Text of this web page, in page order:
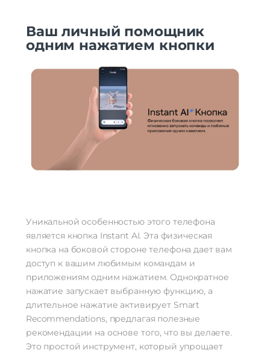
Ваш личный помощник
одним нажатием кнопки
Уникальной особенностью этого телефона
является кнопка Instant AI. Эта физическая
кнопка на боковой стороне телефона дает вам
доступ к вашим любимым командам и
приложениям одним нажатием. Однократное
нажатие запускает выбранную функцию, а
длительное нажатие активирует Smart
Recommendations, предлагая полезные
рекомендации на основе того, что вы делаете.
Это простой инструмент, который упрощает